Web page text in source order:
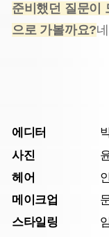
준비했던 질문이
으로 가볼까요?
에디터
사진
헤어
메이크업
스타일링